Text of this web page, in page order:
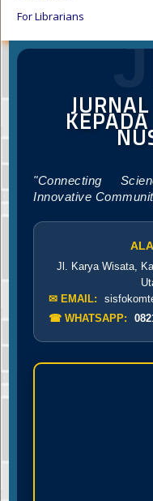
For Librarians
"Connecting
Innovative
Jl. Karya Wisata,
✉ EMAIL:
☎ WHATSAPP: